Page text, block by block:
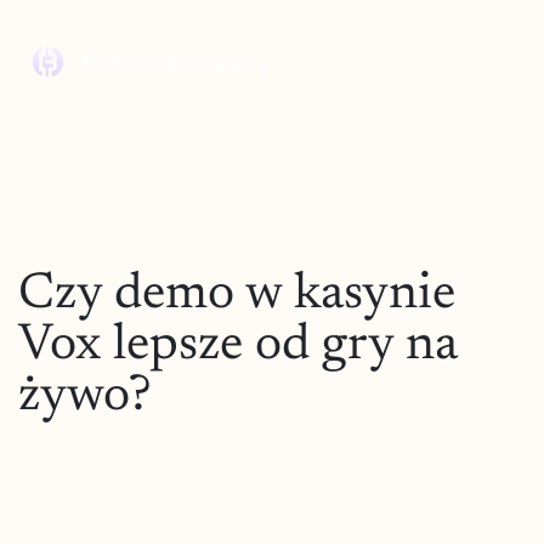
Czy demo w kasynie
Vox lepsze od gry na
żywo?